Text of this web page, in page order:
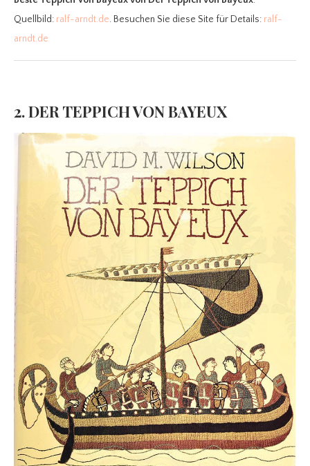
Quellbild: ralf-arndt.de. Besuchen Sie diese Site für Details: ralf-
arndt.de
2. DER TEPPICH VON BAYEUX